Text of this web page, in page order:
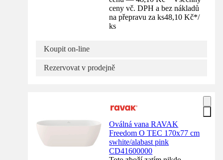
ceny vč. DPH a bez nákladů
na přepravu za ks48,10 Kč*/
ks
Koupit on-line
Rezervovat v prodejně
Oválná vana RAVAK
Freedom O TEC 170x77 cm
swhite/alabast pink
CD41600000